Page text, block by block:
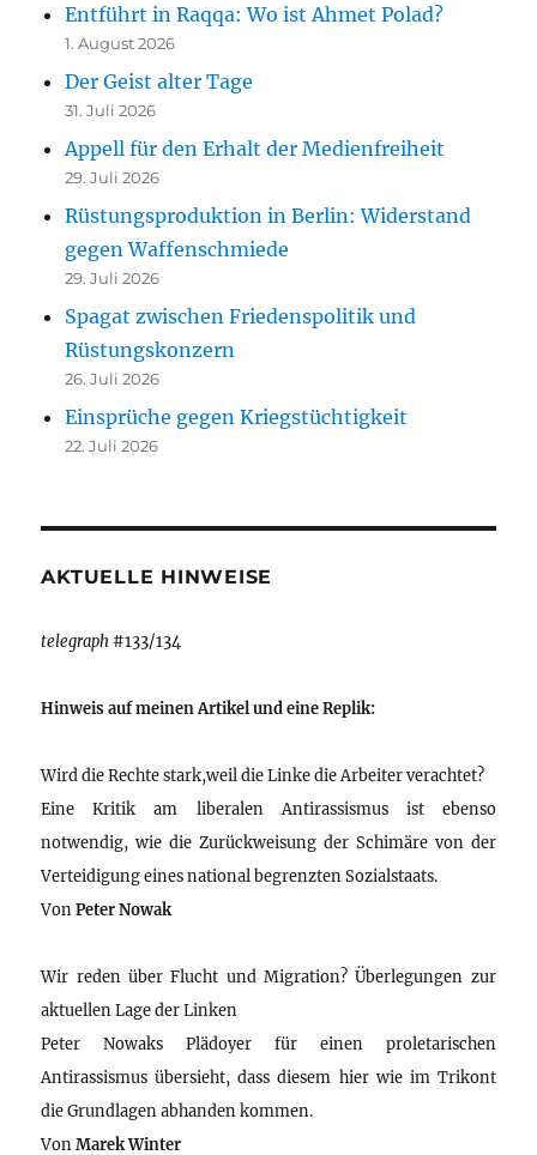
Entführt in Raqqa: Wo ist Ahmet Polad?
1. August 2026
Der Geist alter Tage
31. Juli 2026
Appell für den Erhalt der Medienfreiheit
29. Juli 2026
Rüstungsproduktion in Berlin: Widerstand
gegen Waffenschmiede
29. Juli 2026
Spagat zwischen Friedenspolitik und
Rüstungskonzern
26. Juli 2026
Einsprüche gegen Kriegstüchtigkeit
22. Juli 2026
AKTUELLE HINWEISE
telegraph #133/134
Hinweis auf meinen Artikel und eine Replik:
Wird die Rechte stark,weil die Linke die Arbeiter verachtet?
Eine Kritik am liberalen Antirassismus ist ebenso
notwendig, wie die Zurückweisung der Schimäre von der
Verteidigung eines national begrenzten Sozialstaats.
VonPeter Nowak
Wir reden über Flucht und Migration? Überlegungen zur
aktuellen Lage der Linken
Peter Nowaks Plädoyer für einen proletarischen
Antirassismus übersieht, dass diesem hier wie im Trikont
die Grundlagen abhanden kommen.
VonMarek Winter